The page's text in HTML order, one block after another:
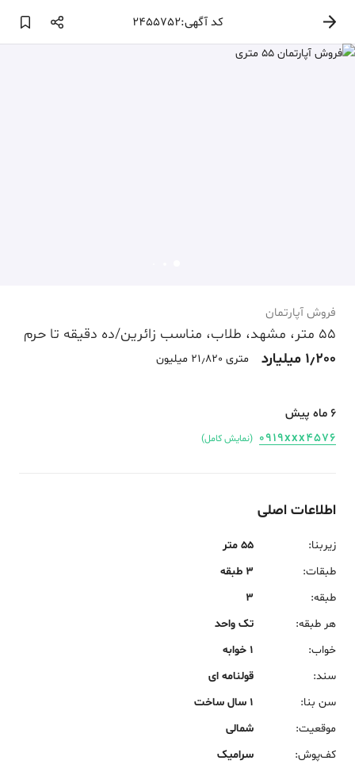
کد آگهی:2455752
فروش آپارتمان
55 متر، مشهد، طلاب، مناسب زائرین/ده دقیقه تا حرم
1٫200 میلیارد
متری 21٫820 میلیون
6 ماه پیش
0919xxx4576
(نمایش کامل)
اطلاعات اصلی
زیربنا:
55 متر
طبقات:
3 طبقه
طبقه:
3
هر طبقه:
تک واحد
خواب:
1 خوابه
سند:
قولنامه ای
سن بنا:
1 سال ساخت
موقعیت:
شمالی
کف‌پوش:
سرامیک